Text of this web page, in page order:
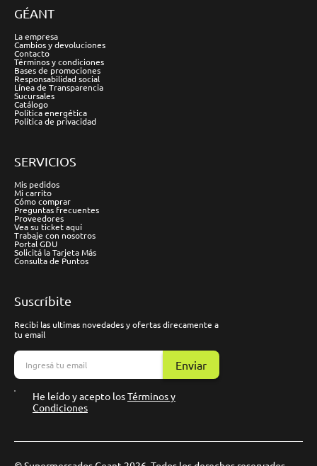
GÉANT
La empresa
Cambios y devoluciones
Contacto
Términos y condiciones
Bases de promociones
Responsabilidad social
Línea de Transparencia
Sucursales
Catálogo
Política energética
Política de privacidad
SERVICIOS
Mis pedidos
Mi carrito
Cómo comprar
Preguntas frecuentes
Proveedores
Vea su ticket aquí
Trabaje con nosotros
Portal GDU
Solicitá la Tarjeta Más
Consulta de Puntos
Suscríbite
Recibí las ultimas novedades y ofertas direcamente a
tu email
Enviar
He leído y acepto losTérminos y
Condiciones